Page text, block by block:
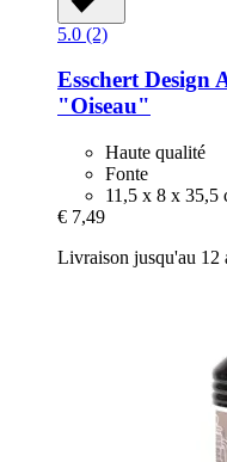
5.0 (2)
Esschert Design
"Oiseau"
Haute qualité
Fonte
11,5 x 8 x 35,5
€ 7,49
Livraison jusqu'au 12